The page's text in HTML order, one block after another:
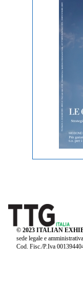
© 2023 ITALIAN
sede legale e
Cod. Fisc./P.Iva